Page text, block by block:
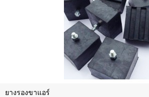
ยางรองขาแอร์